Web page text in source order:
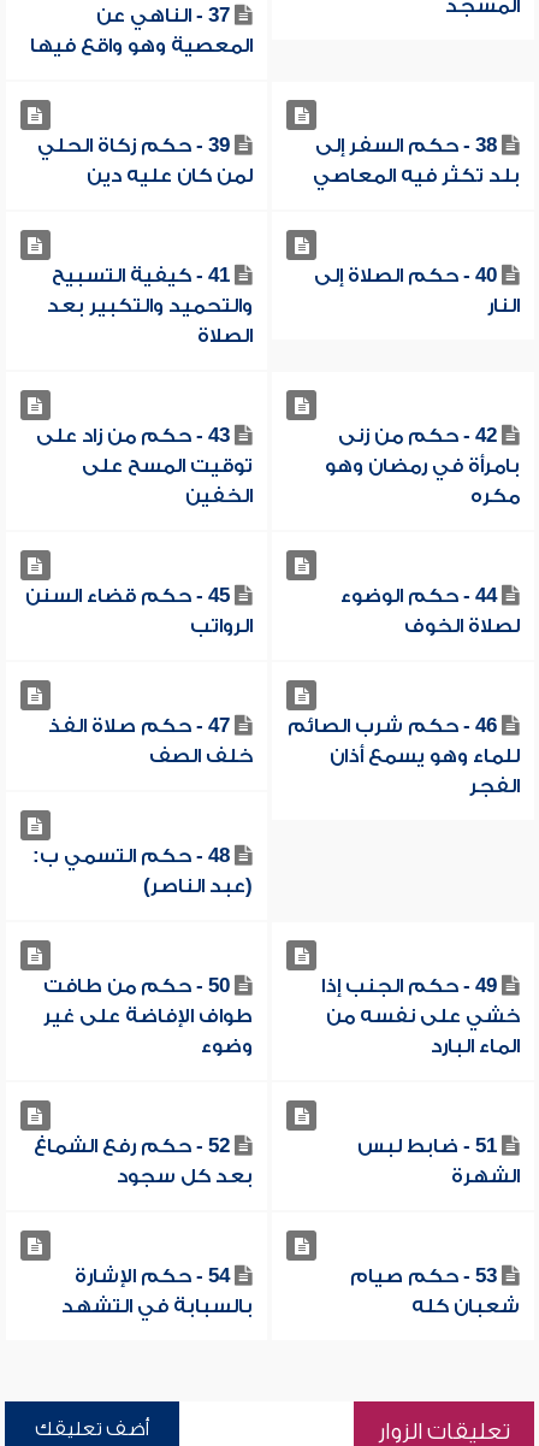
المسجد
37 - الناهي عن
المعصية وهو واقع فيها
38 - حكم السفر إلى
بلد تكثر فيه المعاصي
39 - حكم زكاة الحلي
لمن كان عليه دين
40 - حكم الصلاة إلى
النار
41 - كيفية التسبيح
والتحميد والتكبير بعد
الصلاة
42 - حكم من زنى
بامرأة في رمضان وهو
مكره
43 - حكم من زاد على
توقيت المسح على
الخفين
44 - حكم الوضوء
لصلاة الخوف
45 - حكم قضاء السنن
الرواتب
46 - حكم شرب الصائم
للماء وهو يسمع أذان
الفجر
47 - حكم صلاة الفذ
خلف الصف
48 - حكم التسمي ب:
(عبد الناصر)
49 - حكم الجنب إذا
خشي على نفسه من
الماء البارد
50 - حكم من طافت
طواف الإفاضة على غير
وضوء
51 - ضابط لبس
الشهرة
52 - حكم رفع الشماغ
بعد كل سجود
53 - حكم صيام
شعبان كله
54 - حكم الإشارة
بالسبابة في التشهد
تعليقات الزوار أضف تعليقك